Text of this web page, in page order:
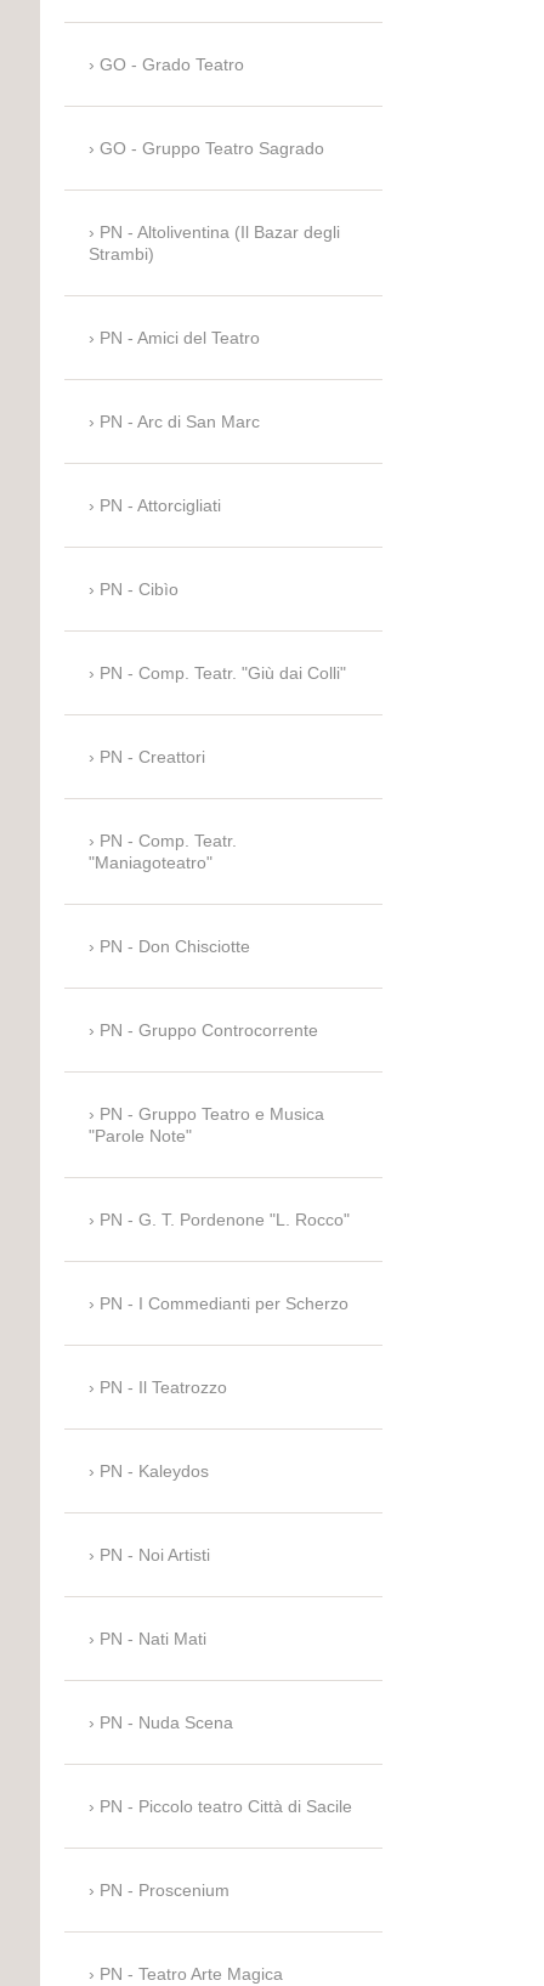
GO - Grado Teatro
GO - Gruppo Teatro Sagrado
PN - Altoliventina (Il Bazar degli
Strambi)
PN - Amici del Teatro
PN - Arc di San Marc
PN - Attorcigliati
PN - Cibìo
PN - Comp. Teatr. "Giù dai Colli"
PN - Creattori
PN - Comp. Teatr.
"Maniagoteatro"
PN - Don Chisciotte
PN - Gruppo Controcorrente
PN - Gruppo Teatro e Musica
"Parole Note"
PN - G. T. Pordenone "L. Rocco"
PN - I Commedianti per Scherzo
PN - Il Teatrozzo
PN - Kaleydos
PN - Noi Artisti
PN - Nati Mati
PN - Nuda Scena
PN - Piccolo teatro Città di Sacile
PN - Proscenium
PN - Teatro Arte Magica